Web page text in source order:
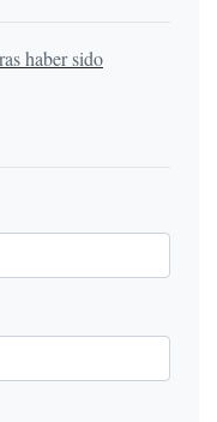
haber sido